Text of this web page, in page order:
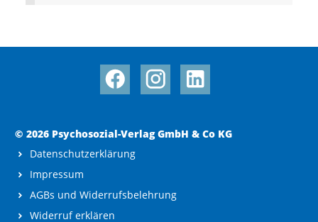
© 2026 Psychosozial-Verlag GmbH & Co KG
Datenschutzerklärung
Impressum
AGBs und Widerrufsbelehrung
Widerruf erklären